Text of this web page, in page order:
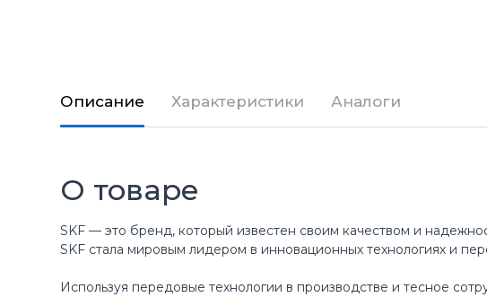
Описание Характеристики Аналоги
О товаре
SKF — это бренд, который известен своим качеством и
SKF стала мировым лидером в инновационных технологиях и
Используя передовые технологии в производстве и тесное